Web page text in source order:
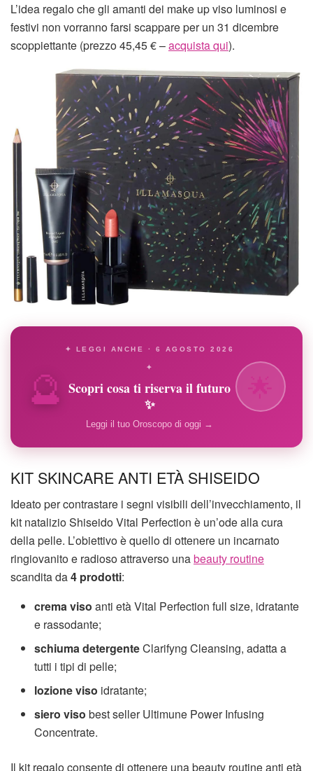
L’idea regalo che gli amanti dei make up viso luminosi e
festivi non vorranno farsi scappare per un 31 dicembre
scoppiettante (prezzo 45,45 € –acquista qui).
🔮
✦ LEGGI ANCHE · 6 AGOSTO 2026
✦
Scopri cosa ti riserva il futuro
✨
Leggi il tuo Oroscopo di oggi →
KIT SKINCARE ANTI ETÀ SHISEIDO
Ideato per contrastare i segni visibili dell’invecchiamento, il
kit natalizio Shiseido Vital Perfection è un’ode alla cura
della pelle. L’obiettivo è quello di ottenere un incarnato
ringiovanito e radioso attraverso unabeauty routine
scandita da4 prodotti:
crema visoanti età Vital Perfection full size, idratante
e rassodante;
schiuma detergenteClarifyng Cleansing, adatta a
tutti i tipi di pelle;
lozione viso idratante;
siero viso best seller Ultimune Power Infusing
Concentrate.
Il kit regalo consente di ottenere una beauty routine anti età